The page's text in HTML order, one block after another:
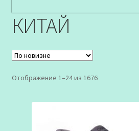
КИТАЙ
Отображение 1–24 из 1676Сортировка: